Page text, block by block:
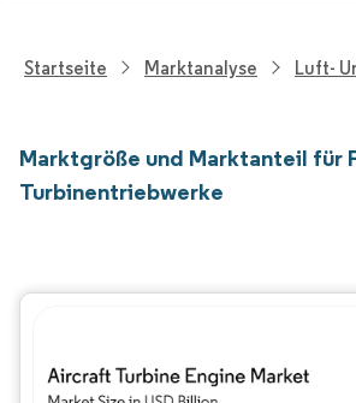
Startseite Marktanalyse Luft-
Marktgröße und Marktanteil für
Turbinentriebwerke